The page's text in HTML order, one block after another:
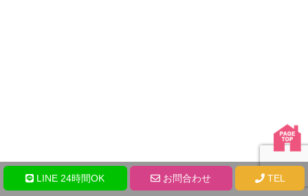
LINE 24時間OK お問合わせ TEL